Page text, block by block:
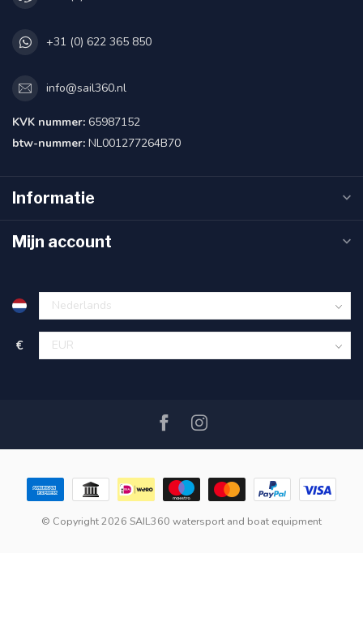
+31 (0) 622 365 850
info@sail360.nl
KVK nummer: 65987152
btw-nummer: NL001277264B70
Informatie
Mijn account
€
© Copyright 2026 SAIL360 watersport and boat equipment